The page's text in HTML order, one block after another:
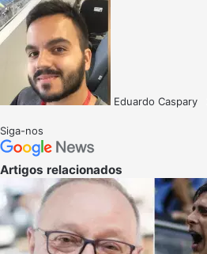
Eduardo Caspary
Siga-nos
Artigos relacionados